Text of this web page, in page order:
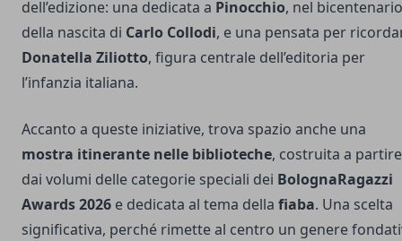
dell’edizione: una dedicata a Pinocchio, nel bicentenario
della nascita di Carlo Collodi, e una pensata per
Donatella Ziliotto, figura centrale dell’editoria per
l’infanzia italiana.
Accanto a queste iniziative, trova spazio anche una
mostra itinerante nelle biblioteche, costruita a partire
dai volumi delle categorie speciali dei BolognaRagazzi
Awards 2026 e dedicata al tema della fiaba. Una scelta
significativa, perché rimette al centro un genere